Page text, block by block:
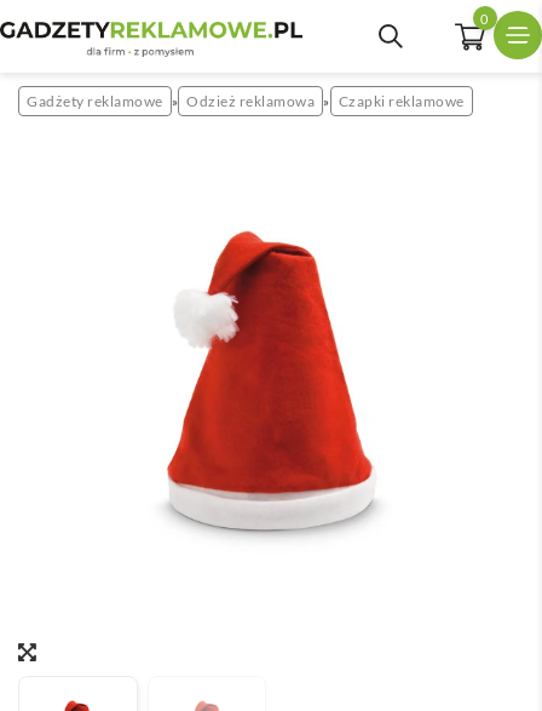
0
Gadżety reklamowe » Odzież reklamowa » Czapki reklamowe